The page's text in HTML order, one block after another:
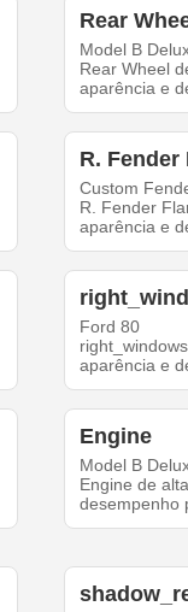
Rear
Model B
Rear Wheel
aparência e
R. Fender
Custom
R. Fender
aparência e
Ford 80
aparência e
Engine
Model B
Engine de
desempenho